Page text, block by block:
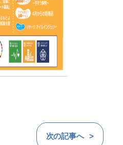
次の記事へ